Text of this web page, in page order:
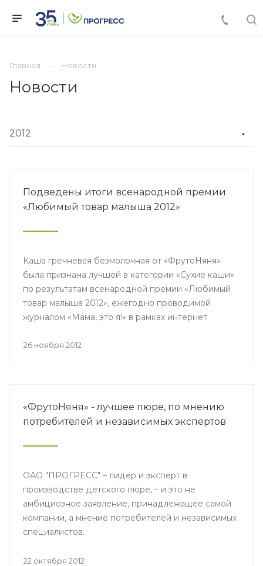
Главная Новости
Новости
Подведены итоги всенародной премии
«Любимый товар малыша 2012»
Каша гречневая безмолочная от «ФрутоНяня»
была признана лучшей в категории «Сухие каши»
по результатам всенародной премии «Любимый
товар малыша 2012», ежегодно проводимой
журналом «Мама, это я!» в рамках интернет
независимого жюри получили также и другие
26 ноября 2012
«ФрутоНяня» - лучшее пюре, по мнению
потребителей и независимых экспертов
ОАО "ПРОГРЕСС" – лидер и эксперт в
производстве детского пюре, – и это не
амбициозное заявление, принадлежащее самой
компании, а мнение потребителей и независимых
специалистов.
22 октября 2012